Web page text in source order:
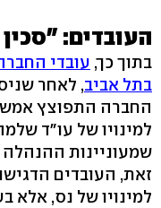
העובדים:
בתוך כך, עובדי
בתל אביב, לאחר
החברה התפוצץ
למינויו של עו"ד
שמעוניינות
זאת, העובדים
למינויו של נס, אלא